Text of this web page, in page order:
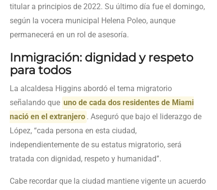
titular a principios de 2022. Su último día fue el domingo,
según la vocera municipal Helena Poleo, aunque
permanecerá en un rol de asesoría.
Inmigración: dignidad y respeto
para todos
La alcaldesa Higgins abordó el tema migratorio
señalando que uno de cada dos residentes de Miami
nació en el extranjero . Aseguró que bajo el liderazgo de
López, “cada persona en esta ciudad,
independientemente de su estatus migratorio, será
tratada con dignidad, respeto y humanidad”.
Cabe recordar que la ciudad mantiene vigente un acuerdo